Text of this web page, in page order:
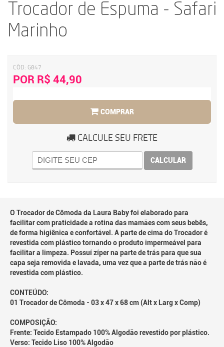
Trocador de Espuma - Safari
Marinho
CÓD: G847
POR R$ 44,90
COMPRAR
CALCULE SEU FRETE
CALCULAR
O Trocador de Cômoda da Laura Baby foi elaborado para
facilitar com praticidade a rotina das mamães com seus bebês,
de forma higiênica e confortável. A parte de cima do Trocador é
revestida com plástico tornando o produto impermeável para
facilitar a limpeza. Possuí zíper na parte de trás para que sua
capa seja removida e lavada, uma vez que a parte de trás não é
revestida com plástico.
CONTEÚDO:
01 Trocador de Cômoda - 03 x 47 x 68 cm (Alt x Larg x Comp)
COMPOSIÇÃO:
Frente: Tecido Estampado 100% Algodão revestido por plástico.
Verso: Tecido Liso 100% Algodão